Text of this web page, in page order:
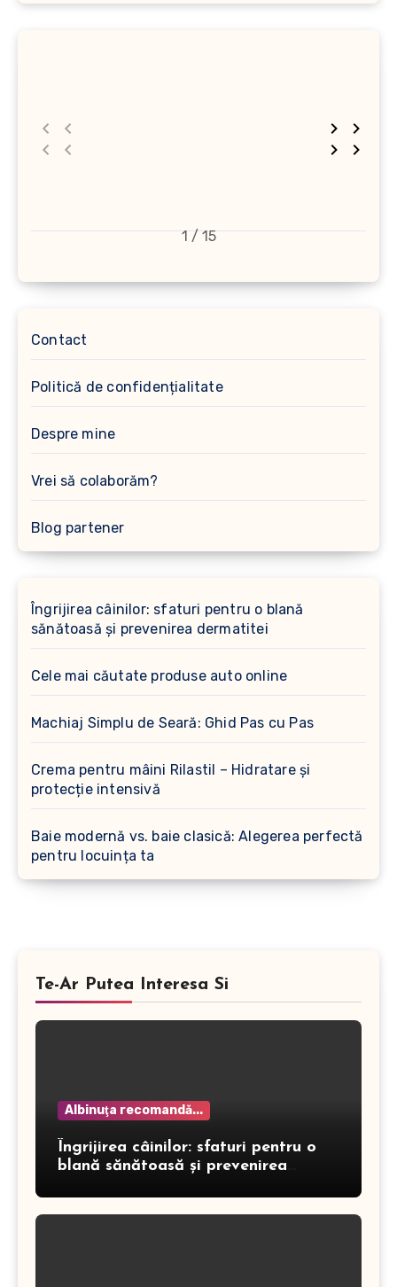
1 / 15
Contact
Politică de confidențialitate
Despre mine
Vrei să colaborăm?
Blog partener
Îngrijirea câinilor: sfaturi pentru o blană
sănătoasă și prevenirea dermatitei
Cele mai căutate produse auto online
Machiaj Simplu de Seară: Ghid Pas cu Pas
Crema pentru mâini Rilastil – Hidratare și
protecție intensivă
Baie modernă vs. baie clasică: Alegerea perfectă
pentru locuința ta
Te-Ar Putea Interesa Si
Albinuţa recomandă...
Îngrijirea câinilor: sfaturi pentru o
blană sănătoasă și prevenirea